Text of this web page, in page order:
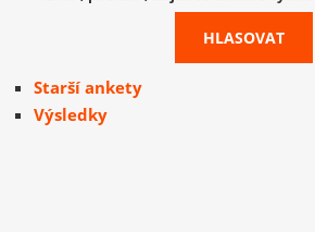
Starší ankety
Výsledky